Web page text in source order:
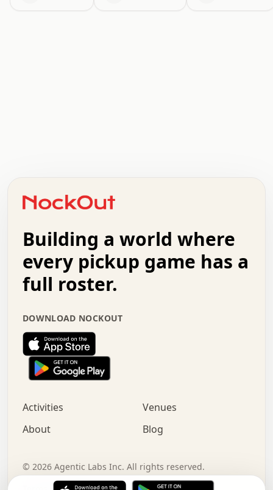
+   .   .   .   .   .   .   .   .   .   +   .   .
.   .   .   .   .   .   .   .   .   .   .   :   .
.   .   .   .   +   .   .   .   .   .   .   .   +
.   :   .   .   .   .   .   .   .   .   o   .   .
.   .   x   .   .   .   .   .   .   :   .   .   o
.   .   .   .   :   .   .   .   .   o   .   .   .
.   .   .   .   .   .   .   :   .   .   .   .   .
.   .   .   .   .   .   .   +   .   .   x   .   .
.   .   .   .   .   :   +   .   .   .   .   .   o
.   .   .   .   .   .   .   .   .   .   .   .   .
.   .   :   o   .   .   .   .   .   .   .   +   .
.   o   .   .   .   .   x   .   .   .   .   .   .
+   .   o   .   .   .   .   o   .   .   .   .
.   +   .   .   .   .   .   .   .   .   :   .   x
.   .   .   .   .   .   .   .   .   .   .   .   .   .
Building a world where
every pickup game has a
full roster.
DOWNLOAD NOCKOUT
Activities
Venues
About
Blog
© 2026 Agentic Labs Inc. All rights reserved.